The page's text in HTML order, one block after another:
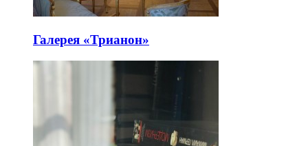
Галерея «Трианон»